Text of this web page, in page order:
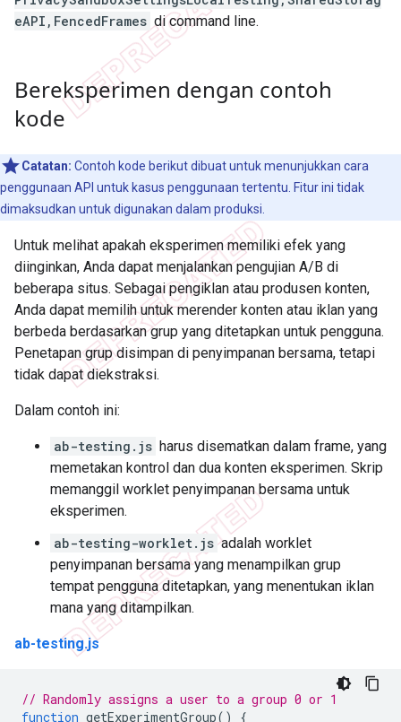
eAPI,FencedFrames di command line.
Bereksperimen dengan contoh
kode
Catatan: Contoh kode berikut dibuat untuk menunjukkan cara
penggunaan API untuk kasus penggunaan tertentu. Fitur ini tidak
dimaksudkan untuk digunakan dalam produksi.
Untuk melihat apakah eksperimen memiliki efek yang
diinginkan, Anda dapat menjalankan pengujian A/B di
beberapa situs. Sebagai pengiklan atau produsen konten,
Anda dapat memilih untuk merender konten atau iklan yang
berbeda berdasarkan grup yang ditetapkan untuk pengguna.
Penetapan grup disimpan di penyimpanan bersama, tetapi
tidak dapat diekstraksi.
Dalam contoh ini:
ab-testing.js harus disematkan dalam frame, yang
memetakan kontrol dan dua konten eksperimen. Skrip
memanggil worklet penyimpanan bersama untuk
eksperimen.
ab-testing-worklet.js adalah worklet
penyimpanan bersama yang menampilkan grup
tempat pengguna ditetapkan, yang menentukan iklan
mana yang ditampilkan.
ab-testing.js
// Randomly assigns a user to a group 0 or 1
function getExperimentGroup() {